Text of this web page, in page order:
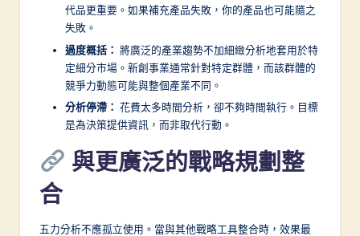
代品更重要。如果補充產品失敗，你的產品也可能隨之
失敗。
過度概括： 將廣泛的產業趨勢不加細緻分析地套用於特
定細分市場。新創事業通常針對特定群體，而該群體的
競爭力動態可能與整個產業不同。
分析停滯： 花費太多時間分析，卻不夠時間執行。目標
是為決策提供資訊，而非取代行動。
與更廣泛的戰略規劃整
合
五力分析不應孤立使用。當與其他戰略工具整合時，效果最